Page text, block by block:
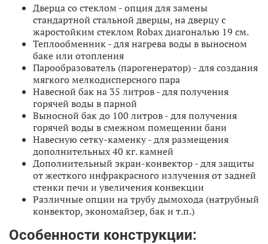
Дверца со стеклом - опция для замены
стандартной стальной дверцы, на дверцу с
жаростойким стеклом Robax диагональю 19 см.
Теплообменник - для нагрева воды в выносном
баке или отопления
Парообразователь (парогенератор) - для создания
мягкого мелкодисперсного пара
Навесной бак на 35 литров - для получения
горячей воды в парной
Выносной бак до 100 литров - для получения
горячей воды в смежном помещении бани
Навесную сетку-каменку - для размещения
дополнительных 40 кг. камней
Дополнительный экран-конвектор - для защиты
от жесткого инфракрасного излучения от задней
стенки печи и увеличения конвекции
Различные опции на трубу дымохода (натрубный
конвектор, экономайзер, бак и т.п.)
Особенности конструкции: